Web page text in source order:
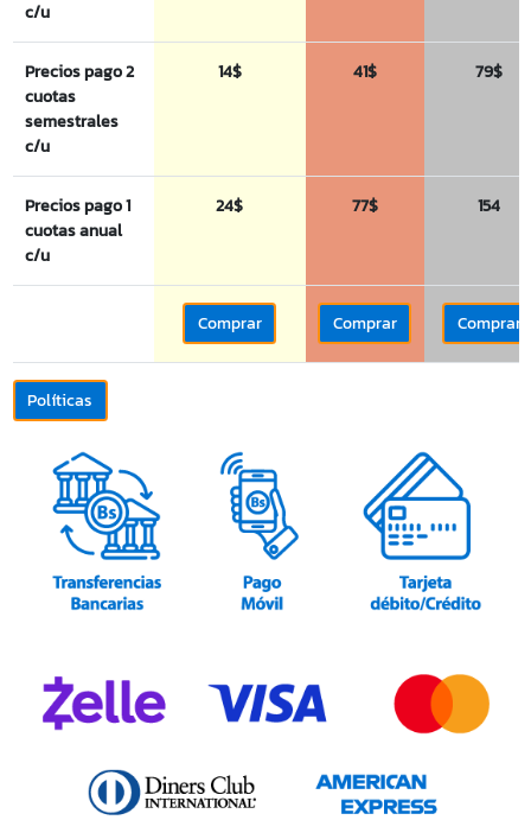
c/u
Precios pago 2
cuotas
semestrales
c/u
14$ 41$ 79$
Precios pago 1
cuotas anual
c/u
24$ 77$ 154
Comprar Comprar Comprar
Políticas